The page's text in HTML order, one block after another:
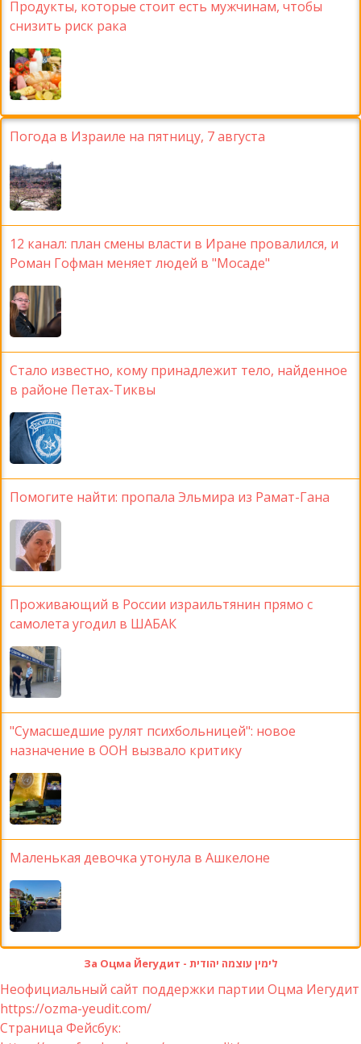
Продукты, которые стоит есть мужчинам, чтобы
снизить риск рака
Погода в Израиле на пятницу, 7 августа
12 канал: план смены власти в Иране провалился, и
Роман Гофман меняет людей в "Мосаде"
Стало известно, кому принадлежит тело, найденное
в районе Петах-Тиквы
Помогите найти: пропала Эльмира из Рамат-Гана
Проживающий в России израильтянин прямо с
самолета угодил в ШАБАК
"Сумасшедшие рулят психбольницей": новое
назначение в ООН вызвало критику
Маленькая девочка утонула в Ашкелоне
За Оцма Йегудит - לימין עוצמה יהודית
Неофициальный сайт поддержки партии Оцма Иегудит
https://ozma-yeudit.com/
Страница Фейсбук: